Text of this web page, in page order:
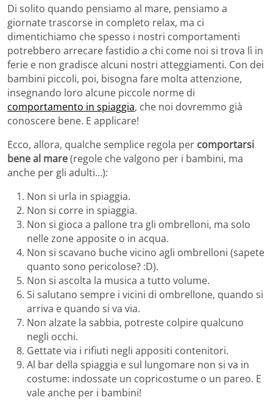
Di solito quando pensiamo al mare, pensiamo a
giornate trascorse in completo relax, ma ci
dimentichiamo che spesso i nostri comportamenti
potrebbero arrecare fastidio a chi come noi si trova lì in
ferie e non gradisce alcuni nostri atteggiamenti. Con dei
bambini piccoli, poi, bisogna fare molta attenzione,
insegnando loro alcune piccole norme di
comportamento in spiaggia, che noi dovremmo già
conoscere bene. E applicare!
Ecco, allora, qualche semplice regola per comportarsi
bene al mare(regole che valgono per i bambini, ma
anche per gli adulti…):
Non si urla in spiaggia.
Non si corre in spiaggia.
Non si gioca a pallone tra gli ombrelloni, ma solo
nelle zone apposite o in acqua.
Non si scavano buche vicino agli ombrelloni (sapete
quanto sono pericolose? :D).
Non si ascolta la musica a tutto volume.
Si salutano sempre i vicini di ombrellone, quando si
arriva e quando si va via.
Non alzate la sabbia, potreste colpire qualcuno
negli occhi.
Gettate via i rifiuti negli appositi contenitori.
Al bar della spiaggia e sul lungomare non si va in
costume: indossate un copricostume o un pareo. E
vale anche per i bambini!